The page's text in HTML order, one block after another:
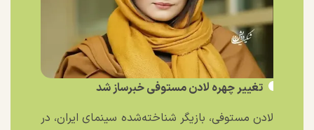
تغییر چهره لادن مستوفی خبرساز شد
لادن مستوفی، بازیگر شناخته‌شده سینمای ایران، در